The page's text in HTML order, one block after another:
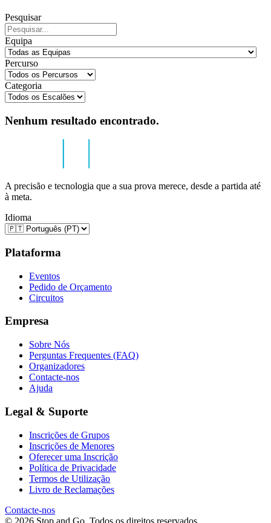
Pesquisar
Equipa
Percurso
Categoria
Nenhum resultado encontrado.
A precisão e tecnologia que a sua prova merece, desde a partida até
à meta.
Idioma
Plataforma
Eventos
Pedido de Orçamento
Circuitos
Empresa
Sobre Nós
Perguntas Frequentes (FAQ)
Organizadores
Contacte-nos
Ajuda
Legal & Suporte
Inscrições de Grupos
Inscrições de Menores
Oferecer uma Inscrição
Política de Privacidade
Termos de Utilização
Livro de Reclamações
Contacte-nos
© 2026 Stop and Go. Todos os direitos reservados.